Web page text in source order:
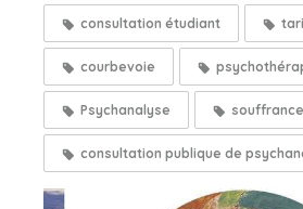
consultation étudiant
courbevoie
Psychanalyse
consultation publique de